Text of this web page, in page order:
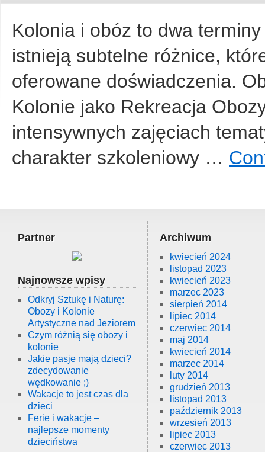
Kolonia i obóz to dwa
istnieją subtelne różnice,
oferowane doświadczenia.
Kolonie jako Rekreacja
intensywnych zajęciach
charakter szkoleniowy …
Partner
Najnowsze wpisy
Odkryj Sztukę i Naturę:
Obozy i Kolonie
Artystyczne nad Jeziorem
Czym różnią się obozy i
kolonie
Jakie pasje mają dzieci?
zdecydowanie
wędkowanie ;)
Wakacje to jest czas dla
dzieci
Ferie i wakacje –
najlepsze momenty
dzieciństwa
Archiwum
kwiecień 2024
listopad 2023
kwiecień 2023
marzec 2023
sierpień 2014
lipiec 2014
czerwiec 2014
maj 2014
kwiecień 2014
marzec 2014
luty 2014
grudzień 2013
listopad 2013
październik 2013
wrzesień 2013
lipiec 2013
czerwiec 2013